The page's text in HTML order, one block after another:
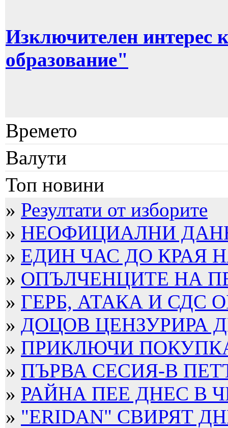
Изключителен интерес
образование"
Времето
Валути
Топ новини
» Резултати от изборите
» НЕОФИЦИАЛНИ
» ЕДИН ЧАС ДО КРАЯ
» ОПЪЛЧЕНЦИТЕ НА
» ГЕРБ, АТАКА И СДС
» ДОЦОВ ЦЕНЗУРИРА
» ПРИКЛЮЧИ
» ПЪРВА СЕСИЯ-В
» РАЙНА ПЕЕ ДНЕС В
» "ERIDAN" СВИРЯТ